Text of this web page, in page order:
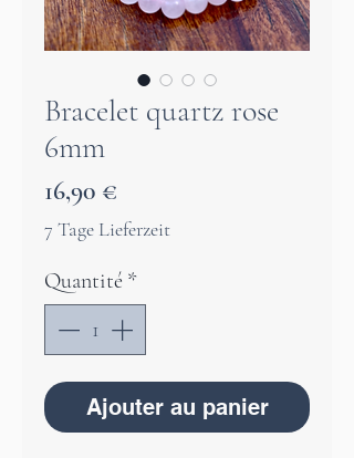
Bracelet quartz rose
6mm
16,90 €
7 Tage Lieferzeit
Quantité *
Ajouter au panier